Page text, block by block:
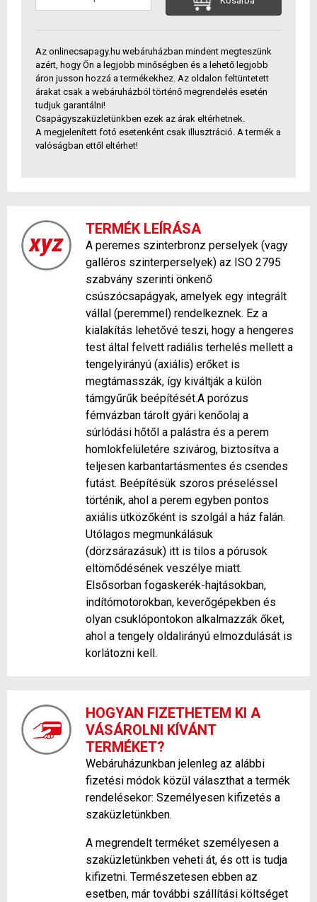
Az onlinecsapagy.hu webáruházban mindent megteszünk
azért, hogy Ön a legjobb minőségben és a lehető legjobb
áron jusson hozzá a termékekhez. Az oldalon feltüntetett
árakat csak a webáruházból történő megrendelés esetén
tudjuk garantálni!
Csapágyszaküzletünkben ezek az árak eltérhetnek.
A megjelenített fotó esetenként csak illusztráció. A termék a
valóságban ettől eltérhet!
TERMÉK LEÍRÁSA
A peremes szinterbronz perselyek (vagy
galléros szinterperselyek) az ISO 2795
szabvány szerinti önkenő
csúszócsapágyak, amelyek egy integrált
vállal (peremmel) rendelkeznek. Ez a
kialakítás lehetővé teszi, hogy a hengeres
test által felvett radiális terhelés mellett a
tengelyirányú (axiális) erőket is
megtámasszák, így kiváltják a külön
támgyűrűk beépítését.A porózus
fémvázban tárolt gyári kenőolaj a
súrlódási hőtől a palástra és a perem
homlokfelületére szivárog, biztosítva a
teljesen karbantartásmentes és csendes
futást. Beépítésük szoros préseléssel
történik, ahol a perem egyben pontos
axiális ütközőként is szolgál a ház falán.
Utólagos megmunkálásuk
(dörzsárazásuk) itt is tilos a pórusok
eltömődésének veszélye miatt.
Elsősorban fogaskerék-hajtásokban,
indítómotorokban, keverőgépekben és
olyan csuklópontokon alkalmazzák őket,
ahol a tengely oldalirányú elmozdulását is
korlátozni kell.
HOGYAN FIZETHETEM KI A
VÁSÁROLNI KÍVÁNT
TERMÉKET?
Webáruházunkban jelenleg az alábbi
fizetési módok közül választhat a termék
rendelésekor: Személyesen kifizetés a
szaküzletünkben.
A megrendelt terméket személyesen a
szaküzletünkben veheti át, és ott is tudja
kifizetni. Természetesen ebben az
esetben, már további szállítási költséget